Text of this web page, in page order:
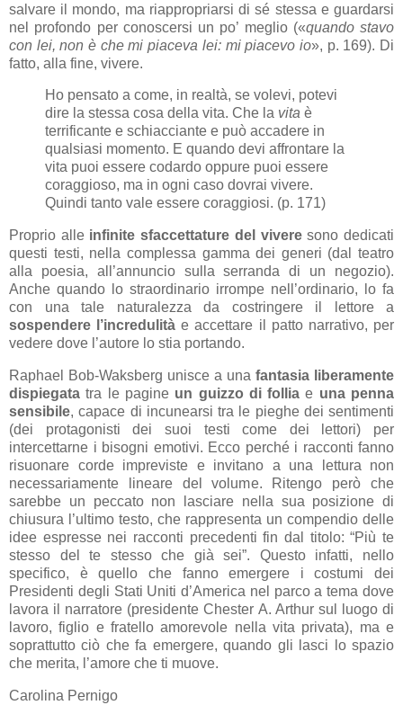
salvare il mondo, ma riappropriarsi di sé stessa e guardarsi
nel profondo per conoscersi un po’ meglio («quando stavo
con lei, non è che mi piaceva lei: mi piacevo io», p. 169). Di
fatto, alla fine, vivere.
Ho pensato a come, in realtà, se volevi, potevi
dire la stessa cosa della vita. Che la vita è
terrificante e schiacciante e può accadere in
qualsiasi momento. E quando devi affrontare la
vita puoi essere codardo oppure puoi essere
coraggioso, ma in ogni caso dovrai vivere.
Quindi tanto vale essere coraggiosi. (p. 171)
Proprio alle infinite sfaccettature del viveresono dedicati
questi testi, nella complessa gamma dei generi (dal teatro
alla poesia, all’annuncio sulla serranda di un negozio).
Anche quando lo straordinario irrompe nell’ordinario, lo fa
con una tale naturalezza da costringere il lettore a
sospendere l’incredulità e accettare il patto narrativo, per
vedere dove l’autore lo stia portando.
Raphael Bob-Waksberg unisce a una fantasia liberamente
dispiegata tra le pagine un guizzo di follia e una penna
sensibile, capace di incunearsi tra le pieghe dei sentimenti
(dei protagonisti dei suoi testi come dei lettori) per
intercettarne i bisogni emotivi. Ecco perché i racconti fanno
risuonare corde impreviste e invitano a una lettura non
necessariamente lineare del volume. Ritengo però che
sarebbe un peccato non lasciare nella sua posizione di
chiusura l’ultimo testo, che rappresenta un compendio delle
idee espresse nei racconti precedenti fin dal titolo: “Più te
stesso del te stesso che già sei”. Questo infatti, nello
specifico, è quello che fanno emergere i costumi dei
Presidenti degli Stati Uniti d’America nel parco a tema dove
lavora il narratore (presidente Chester A. Arthur sul luogo di
lavoro, figlio e fratello amorevole nella vita privata), ma e
soprattutto ciò che fa emergere, quando gli lasci lo spazio
che merita, l’amore che ti muove.
Carolina Pernigo